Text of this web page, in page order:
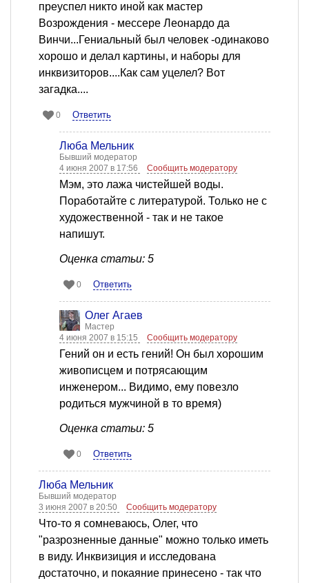
преуспел никто иной как мастер
Возрождения - мессере Леонардо да
Винчи...Гениальный был человек -одинаково
хорошо и делал картины, и наборы для
инквизиторов....Как сам уцелел? Вот
загадка....
0 Ответить
Люба Мельник
Бывший модератор
4 июня 2007 в 17:56
Сообщить модератору
Мэм, это лажа чистейшей воды.
Поработайте с литературой. Только не с
художественной - так и не такое
напишут.
Оценка статьи: 5
0 Ответить
Олег Агаев
Мастер
4 июня 2007 в 15:15
Сообщить модератору
Гений он и есть гений! Он был хорошим
живописцем и потрясающим
инженером... Видимо, ему повезло
родиться мужчиной в то время)
Оценка статьи: 5
0 Ответить
Люба Мельник
Бывший модератор
3 июня 2007 в 20:50
Сообщить модератору
Что-то я сомневаюсь, Олег, что
"разрозненные данные" можно только иметь
в виду. Инквизиция и исследована
достаточно, и покаяние принесено - так что